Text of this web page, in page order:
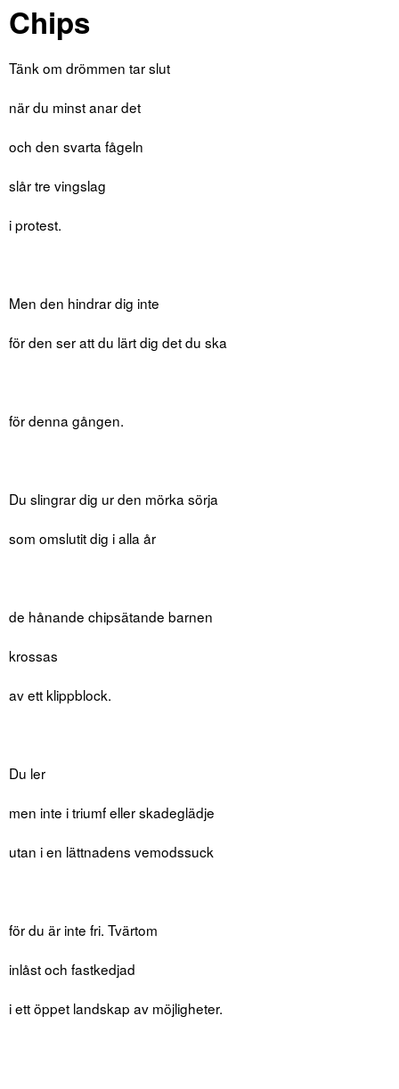
Chips
Tänk om drömmen tar slut
när du minst anar det
och den svarta fågeln
slår tre vingslag
i protest.
Men den hindrar dig inte
för den ser att du lärt dig det du ska
för denna gången.
Du slingrar dig ur den mörka sörja
som omslutit dig i alla år
de hånande chipsätande barnen
krossas
av ett klippblock.
Du ler
men inte i triumf eller skadeglädje
utan i en lättnadens vemodssuck
för du är inte fri. Tvärtom
inlåst och fastkedjad
i ett öppet landskap av möjligheter.